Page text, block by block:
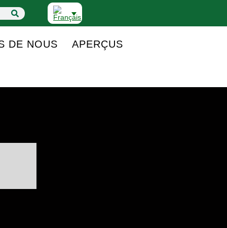
DE NOUS APERÇUS